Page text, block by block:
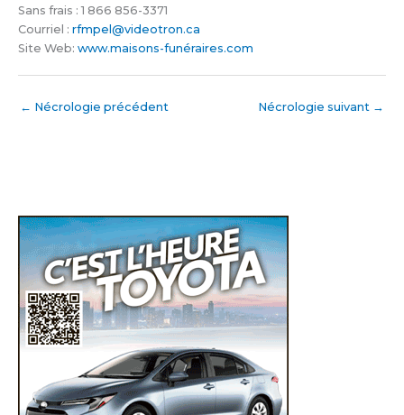
Sans frais : 1 866 856-3371
Courriel : rfmpel@videotron.ca
Site Web: www.maisons-funéraires.com
← Nécrologie précédent Nécrologie suivant →